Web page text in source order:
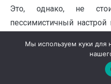
Это, однако, не
пессимистичный
много
одной стороны,
в будущее, но, с другой
Мы используем куки для